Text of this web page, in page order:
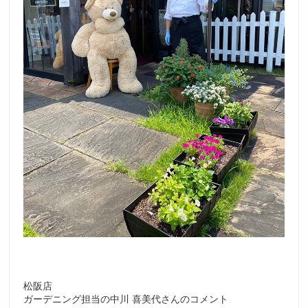
松阪店
ガーデニング担当の中川 喜美代さんのコメント